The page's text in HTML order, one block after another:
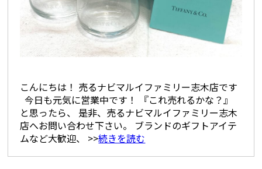
こんにちは！ 売るナビマルイファミリー志木店です
今日も元気に営業中です！ 『これ売れるかな？』
と思ったら、 是非、売るナビマルイファミリー志木
店へお問い合わせ下さい。 ブランドのギフトアイテ
ムなど大歓迎、 >>続きを読む